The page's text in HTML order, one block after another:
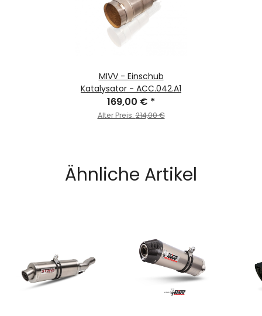
MIVV - Einschub
Katalysator - ACC.042.A1
169,00 € *
Alter Preis:214,00 €
Ähnliche Artikel